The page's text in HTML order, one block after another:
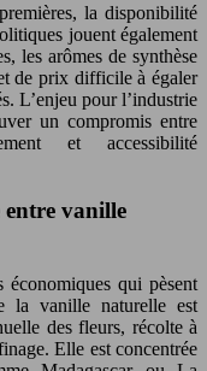
la disponibilité
jouent également
les arômes de synthèse
de prix difficile à égaler
L’enjeu pour l’industrie
un compromis entre
et accessibilité
vanille
qui pèsent
la vanille naturelle est
des fleurs, récolte à
Elle est concentrée